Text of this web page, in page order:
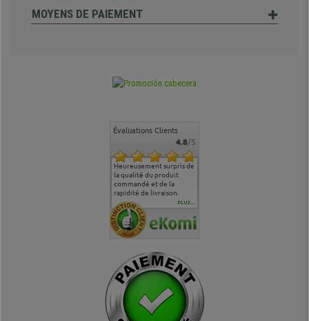
MOYENS DE PAIEMENT
Évaluations Clients
4.8/5
Heureusement surpris de
la qualité du produit
commandé et de la
rapidité de livraison.
de l'aménagement et ne
regrette pas mon achat.
PLUS...